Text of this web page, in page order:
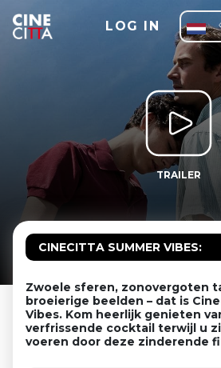
LOG IN
TRAILER
CINECITTA SUMMER VIBES:
Zwoele sferen, zonovergoten
broeierige beelden – dat is
Vibes. Kom heerlijk genieten
verfrissende cocktail terwijl u
voeren door deze zinderende